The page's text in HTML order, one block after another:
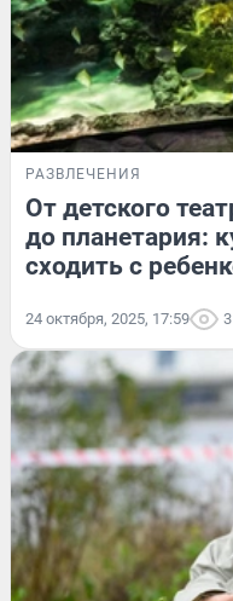
РАЗВЛЕЧЕНИЯ
От детского
до планетария:
сходить с
24 октября, 2025, 17:59